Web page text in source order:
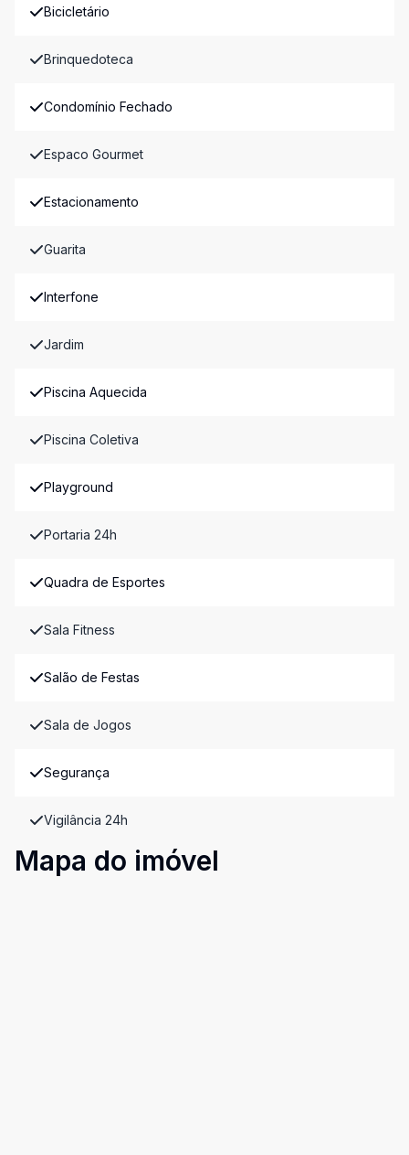
Bicicletário
Brinquedoteca
Condomínio Fechado
Espaco Gourmet
Estacionamento
Guarita
Interfone
Jardim
Piscina Aquecida
Piscina Coletiva
Playground
Portaria 24h
Quadra de Esportes
Sala Fitness
Salão de Festas
Sala de Jogos
Segurança
Vigilância 24h
Mapa do imóvel